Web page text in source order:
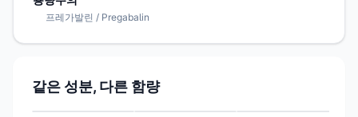
프레가발린 / Pregabalin
같은 성분, 다른 함량